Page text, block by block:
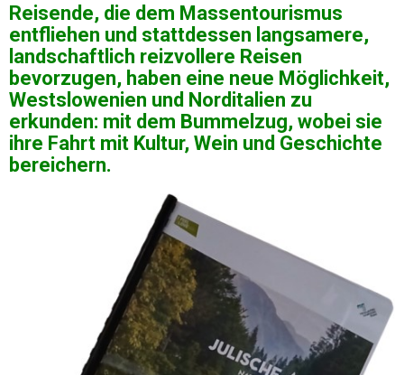
Reisende, die dem Massentourismus
entfliehen und stattdessen langsamere,
landschaftlich reizvollere Reisen
bevorzugen, haben eine neue Möglichkeit,
Westslowenien und Norditalien zu
erkunden: mit dem Bummelzug, wobei sie
ihre Fahrt mit Kultur, Wein und Geschichte
bereichern.